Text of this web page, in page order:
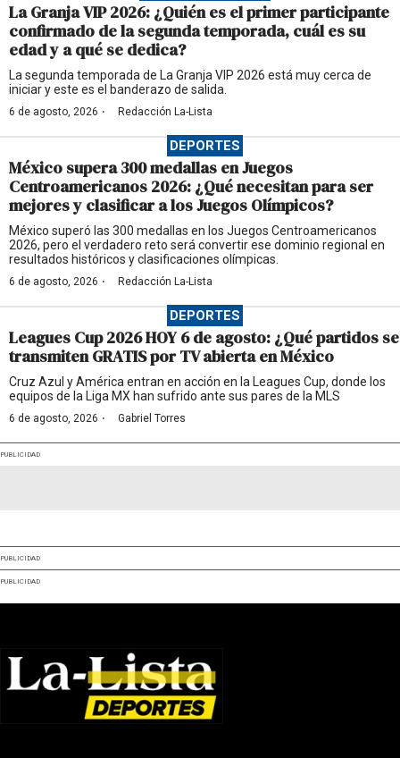
La Granja VIP 2026: ¿Quién es el primer participante
confirmado de la segunda temporada, cuál es su
edad y a qué se dedica?
La segunda temporada de La Granja VIP 2026 está muy cerca de
iniciar y este es el banderazo de salida.
6 de agosto, 2026 · Redacción La-Lista
DEPORTES
México supera 300 medallas en Juegos
Centroamericanos 2026: ¿Qué necesitan para ser
mejores y clasificar a los Juegos Olímpicos?
México superó las 300 medallas en los Juegos Centroamericanos
2026, pero el verdadero reto será convertir ese dominio regional en
resultados históricos y clasificaciones olímpicas.
6 de agosto, 2026 · Redacción La-Lista
DEPORTES
Leagues Cup 2026 HOY 6 de agosto: ¿Qué partidos se
transmiten GRATIS por TV abierta en México
Cruz Azul y América entran en acción en la Leagues Cup, donde los
equipos de la Liga MX han sufrido ante sus pares de la MLS
6 de agosto, 2026 · Gabriel Torres
PUBLICIDAD
PUBLICIDAD
PUBLICIDAD